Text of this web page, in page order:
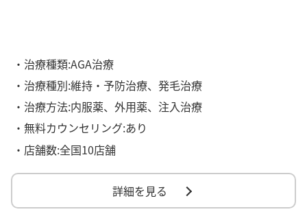
・治療種類:AGA治療
・治療種別:維持・予防治療、発毛治療
・治療方法:内服薬、外用薬、注入治療
・無料カウンセリング:あり
・店舗数:全国10店舗
詳細を見る